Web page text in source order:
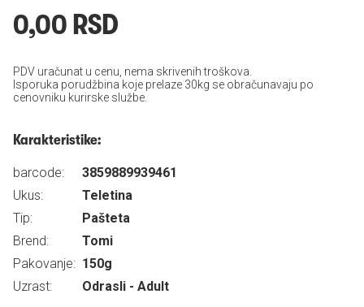
0,00 RSD
PDV uračunat u cenu, nema skrivenih troškova.
Isporuka porudžbina koje prelaze 30kg se obračunavaju po
cenovniku kurirske službe.
Karakteristike:
barcode:
3859889939461
Ukus:
Teletina
Tip:
Pašteta
Brend:
Tomi
Pakovanje: 150g
Uzrast:
Odrasli - Adult